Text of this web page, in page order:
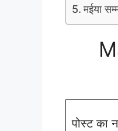
मईया
पोस्ट का